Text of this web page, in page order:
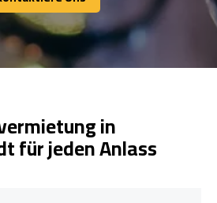
Uns
in
für jeden Anlass